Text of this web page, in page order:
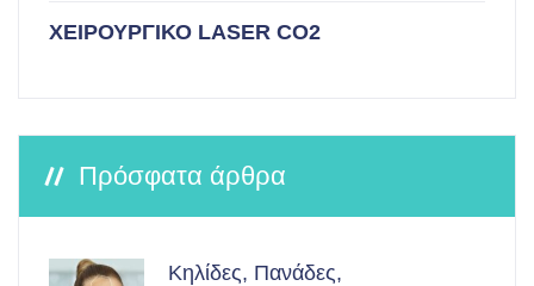
ΧΕΙΡΟΥΡΓΙΚΟ LASER CO2
Πρόσφατα άρθρα
Κηλίδες, Πανάδες,